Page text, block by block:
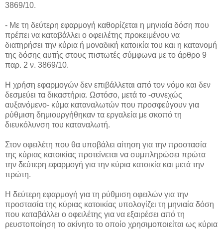
3869/10.
- Με τη δεύτερη εφαρμογή καθορίζεται η μηνιαία δόση που
πρέπει να καταβάλλει ο οφειλέτης προκειμένου να
διατηρήσει την κύρια ή μοναδική κατοικία του και η κατανομή
της δόσης αυτής στους πιστωτές σύμφωνα με το άρθρο 9
παρ. 2 ν. 3869/10.
Η χρήση εφαρμογών δεν επιβάλλεται από τον νόμο και δεν
δεσμεύει τα δικαστήρια. Ωστόσο, μετά το -συνεχώς
αυξανόμενο- κύμα καταναλωτών που προσφεύγουν για
ρύθμιση δημιουργήθηκαν τα εργαλεία με σκοπό τη
διευκόλυνση του καταναλωτή.
Στον οφειλέτη που θα υποβάλει αίτηση για την προστασία
της κύριας κατοικίας προτείνεται να συμπληρώσει πρώτα
την δεύτερη εφαρμογή για την κύρια κατοικία και μετά την
πρώτη.
Η δεύτερη εφαρμογή για τη ρύθμιση οφειλών για την
προστασία της κύριας κατοικίας υπολογίζει τη μηνιαία δόση
που καταβάλλει ο οφειλέτης για να εξαιρέσει από τη
ρευστοποίηση το ακίνητο το οποίο χρησιμοποιείται ως κύρια